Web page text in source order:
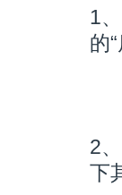
1
的
2
下